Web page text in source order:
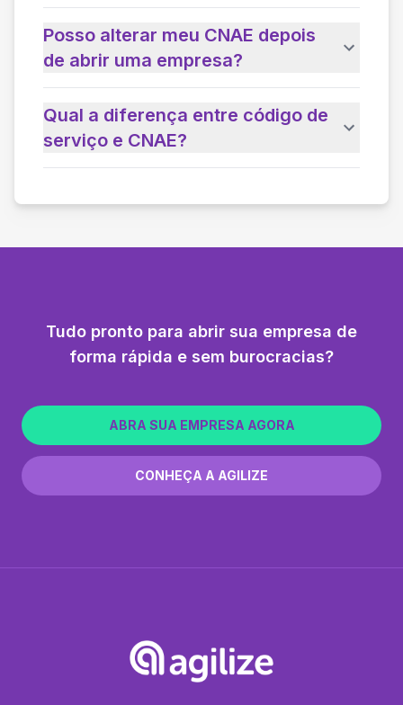
Posso alterar meu CNAE depois
de abrir uma empresa?
Qual a diferença entre código de
serviço e CNAE?
Tudo pronto para abrir sua empresa de
forma rápida e sem burocracias?
ABRA SUA EMPRESA AGORA
CONHEÇA A AGILIZE